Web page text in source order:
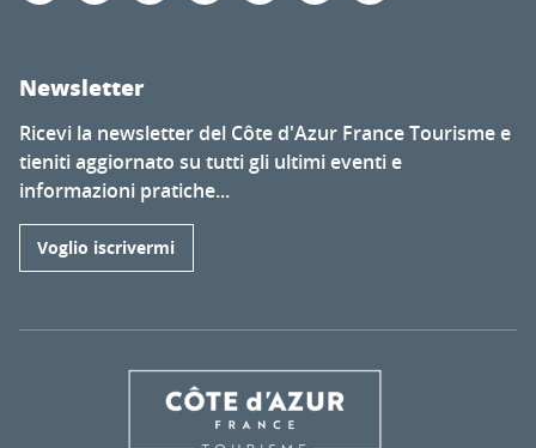
Newsletter
Ricevi la newsletter del Côte d'Azur France Tourisme e
tieniti aggiornato su tutti gli ultimi eventi e
informazioni pratiche...
Voglio iscrivermi